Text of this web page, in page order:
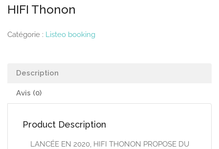
HIFI Thonon
Catégorie : Listeo booking
Description
Avis (0)
Product Description
LANCÉE EN 2020, HIFI THONON PROPOSE DU